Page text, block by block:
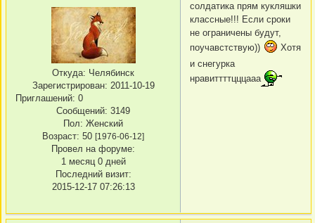
Откуда: Челябинск
Зарегистрирован: 2011-10-19
Приглашений: 0
Сообщений: 3149
Пол: Женский
Возраст: 50 [1976-06-12]
Провел на форуме:
1 месяц 0 дней
Последний визит:
2015-12-17 07:26:13
солдатика прям кукляшки
классные!!! Если сроки
не ограничены будут,
поучавстствую))
Хотя
и снегурка
нравиттттцццааа